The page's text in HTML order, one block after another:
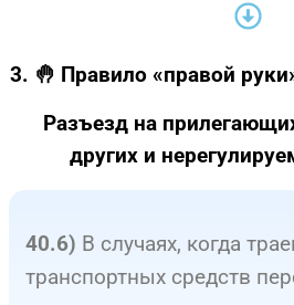
3. 🤚 Правило «правой
Разъезд на
других и
40.6) В случаях, когда
транспортных средств